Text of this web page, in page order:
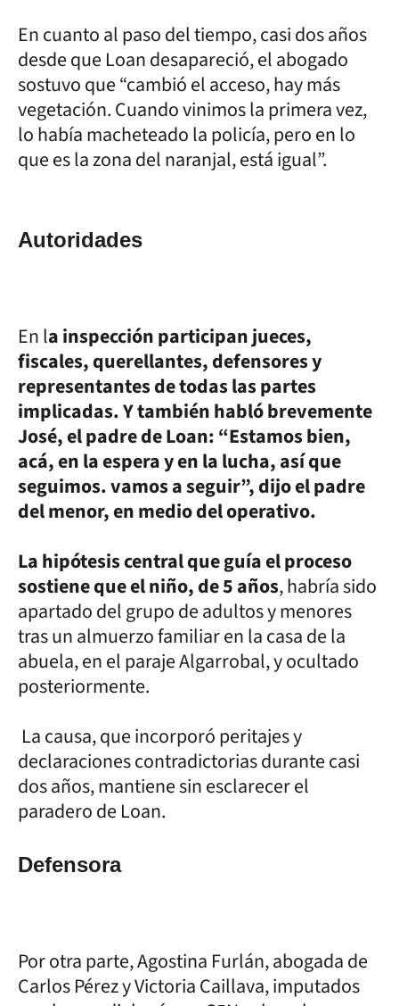
En cuanto al paso del tiempo, casi dos años
desde que Loan desapareció, el abogado
sostuvo que “cambió el acceso, hay más
vegetación. Cuando vinimos la primera vez,
lo había macheteado la policía, pero en lo
que es la zona del naranjal, está igual”.
Autoridades
En la inspección participan jueces,
fiscales, querellantes, defensores y
representantes de todas las partes
implicadas. Y también habló brevemente
José, el padre de Loan: “Estamos bien,
acá, en la espera y en la lucha, así que
seguimos. vamos a seguir”, dijo el padre
del menor, en medio del operativo.
La hipótesis central que guía el proceso
sostiene que el niño, de 5 años, habría sido
apartado del grupo de adultos y menores
tras un almuerzo familiar en la casa de la
abuela, en el paraje Algarrobal, y ocultado
posteriormente.
La causa, que incorporó peritajes y
declaraciones contradictorias durante casi
dos años, mantiene sin esclarecer el
paradero de Loan.
Defensora
Por otra parte, Agostina Furlán, abogada de
Carlos Pérez y Victoria Caillava, imputados